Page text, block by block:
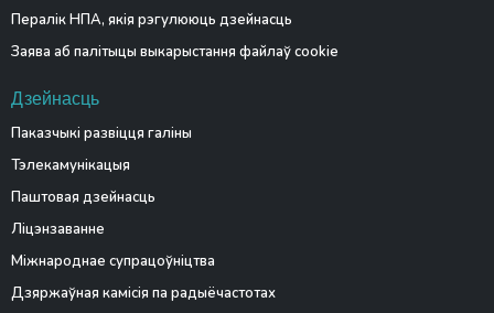
Пералік НПА, якія рэгулююць дзейнасць
Заява аб палітыцы выкарыстання файлаў cookie
Дзейнасць
Паказчыкі развіцця галіны
Тэлекамунікацыя
Паштовая дзейнасць
Ліцэнзаванне
Міжнароднае супрацоўніцтва
Дзяржаўная камісія па радыёчастотах